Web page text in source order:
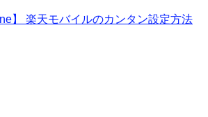
】 楽天モバイルのカンタン設定方法